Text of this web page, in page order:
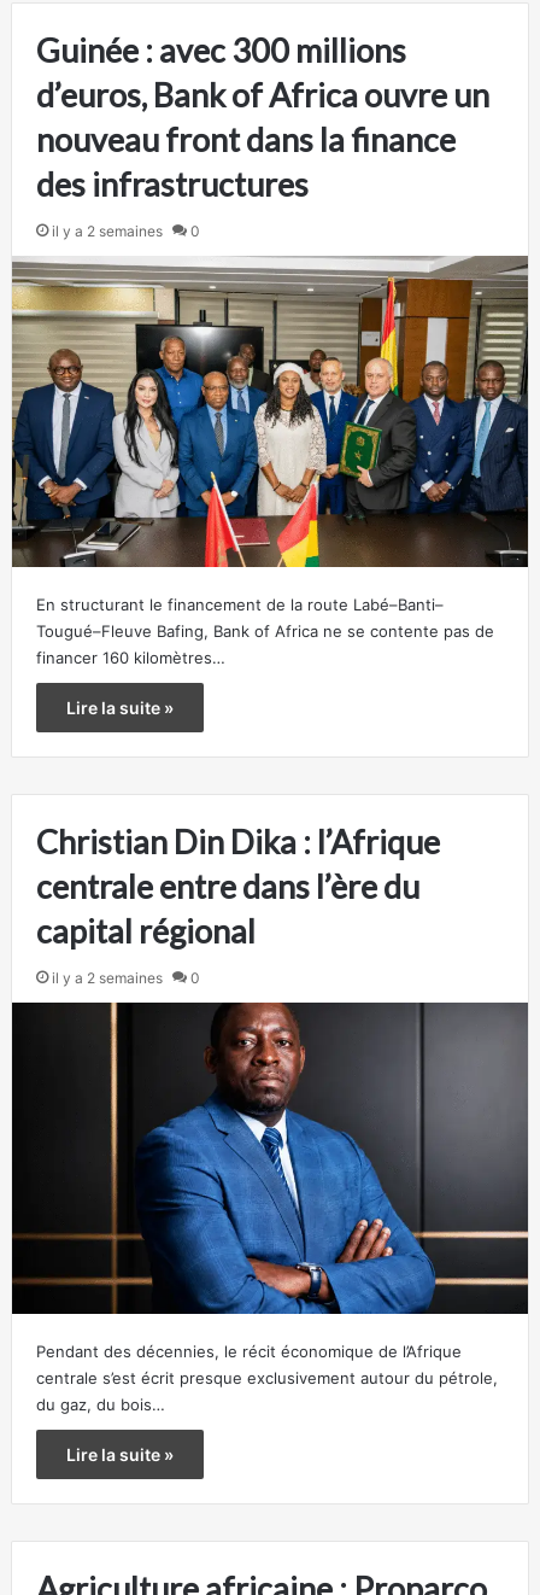
Guinée : avec 300 millions
d’euros, Bank of Africa ouvre un
nouveau front dans la finance
des infrastructures
il y a 2 semaines 0
En structurant le financement de la route Labé–Banti–
Tougué–Fleuve Bafing, Bank of Africa ne se contente pas de
financer 160 kilomètres…
Lire la suite »
Christian Din Dika : l’Afrique
centrale entre dans l’ère du
capital régional
il y a 2 semaines 0
Pendant des décennies, le récit économique de l’Afrique
centrale s’est écrit presque exclusivement autour du pétrole,
du gaz, du bois…
Lire la suite »